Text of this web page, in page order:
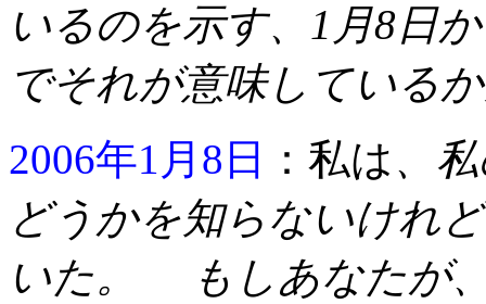
いるのを示す、1月8日
でそれが意味している
2006年1月8日
：私は、
どうかを知らないけれ
いた。 もしあなたが